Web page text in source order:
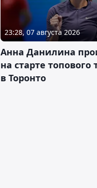
23:28, 07 августа 2026
Анна Данилина
на старте топового
в Торонто